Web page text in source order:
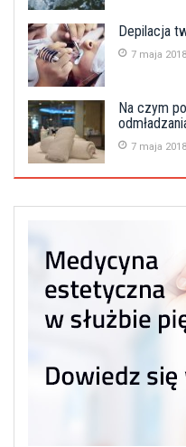
Depilacja
7 maja 2018
Na czym
7 maja 2018